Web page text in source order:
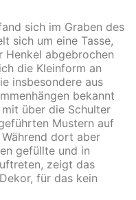
sich im Graben des
sich um eine Tasse,
Henkel abgebrochen
die Kleinform an
insbesondere aus
bekannt
über die Schulter
Mustern auf
dort aber
gefüllte und in
zeigt das
für das kein